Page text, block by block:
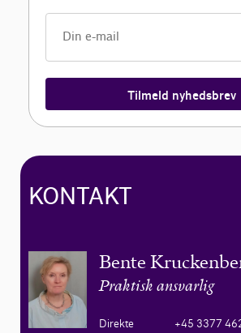
Tilmeld nyhedsbrev
KONTAKT
Bente
Praktisk ansvarlig
Direkte
+45 3377